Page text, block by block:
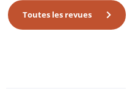
Toutes les revues